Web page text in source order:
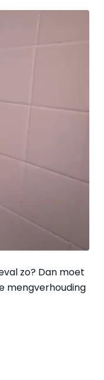
zo? Dan moet
mengverhouding